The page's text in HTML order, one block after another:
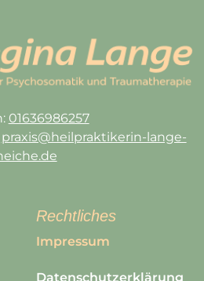
01636986257
praxis@heilpraktikerin-lange-
Rechtliches
Impressum
Datenschutzerklärung